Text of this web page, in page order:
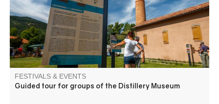
FESTIVALS & EVENTS
Guided tour for groups of the Distillery Museum